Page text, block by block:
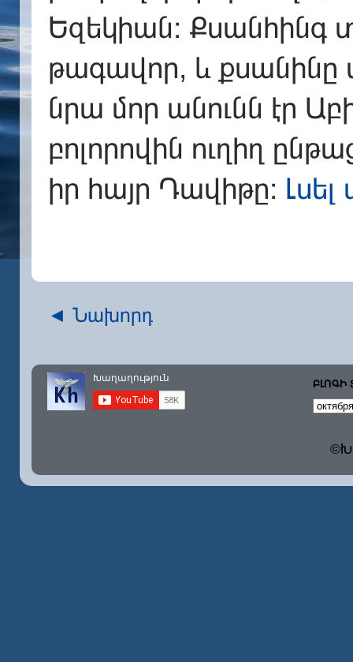
Եզեկիան։ Քսանհինգ
թագավոր, և քսանինը
նրա մոր անունն էր
բոլորովին ուղիղ
իր հայր Դավիթը։
◄ Նախորդ
ԲԼՈԳԻ